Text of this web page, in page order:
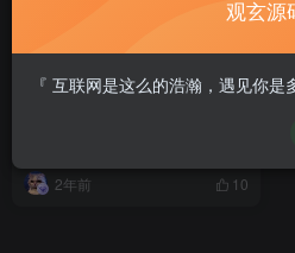
im聊天社交即时通讯仿微聊原
2年前 10
观玄源
『 互联网是这么的浩瀚，遇见你是